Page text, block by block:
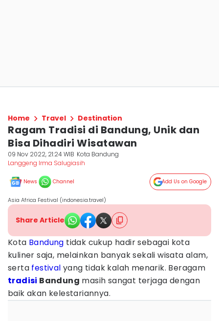
Home Travel Destination
Ragam Tradisi di Bandung, Unik dan
Bisa Dihadiri Wisatawan
09 Nov 2022, 21:24 WIB Kota Bandung
Langgeng Irma Salugiasih
News Channel Add Us on Google
Asia Africa Festival (indonesia.travel)
Share Article
Kota Bandung tidak cukup hadir sebagai kota
kuliner saja, melainkan banyak sekali wisata alam,
serta festival yang tidak kalah menarik. Beragam
tradisi Bandung masih sangat terjaga dengan
baik akan kelestariannya.